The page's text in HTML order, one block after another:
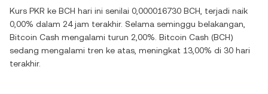
Kurs PKR ke BCH hari ini senilai 0,000016730 BCH, terjadi naik
0,00% dalam 24 jam terakhir. Selama seminggu belakangan,
Bitcoin Cash mengalami turun 2,00%. Bitcoin Cash (BCH)
sedang mengalami tren ke atas, meningkat 13,00% di 30 hari
terakhir.